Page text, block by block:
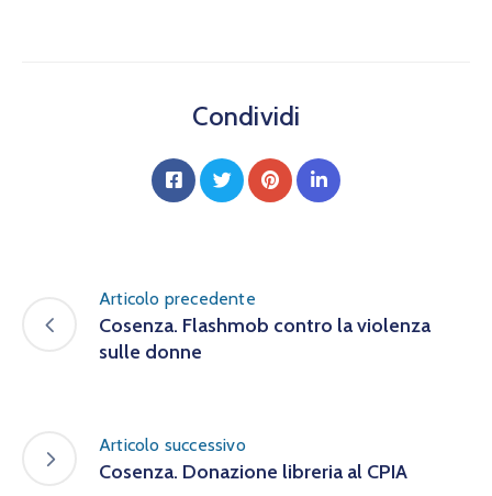
Condividi
Articolo precedente
Cosenza. Flashmob contro la violenza
sulle donne
Articolo successivo
Cosenza. Donazione libreria al CPIA